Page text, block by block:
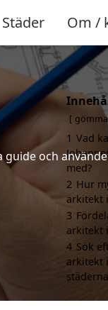
Städer Om /
och
gömma
1 Vad
med?
2 Hur
arkitekt
3
arkitekt
4 Sök
arkitekt